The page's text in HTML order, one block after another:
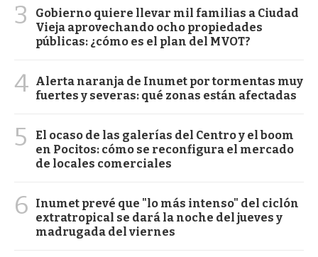
3
Gobierno quiere llevar mil familias a Ciudad
Vieja aprovechando ocho propiedades
públicas: ¿cómo es el plan del MVOT?
4 Alerta naranja de Inumet por tormentas muy
fuertes y severas: qué zonas están afectadas
5
El ocaso de las galerías del Centro y el boom
en Pocitos: cómo se reconfigura el mercado
de locales comerciales
6
Inumet prevé que "lo más intenso" del ciclón
extratropical se dará la noche del jueves y
madrugada del viernes